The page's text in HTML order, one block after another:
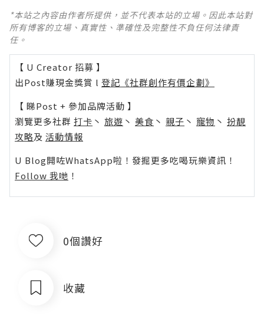
*本站之內容由作者所提供，並不代表本站的立場。因此本站對
所有博客的立場、真實性、準確性及完整性不負任何法律責
任。
【 U Creator 招募 】
出Post賺現金獎賞 l 登記《社群創作有價企劃》
【 睇Post + 參加品牌活動 】
瀏覽更多社群 打卡 丶 旅遊 丶 美食 丶 親子 丶 寵物 丶 扮靚
攻略及 活動情報
U Blog開咗WhatsApp啦！發掘更多吃喝玩樂資訊！
Follow 我哋 ！
0個讚好
收藏